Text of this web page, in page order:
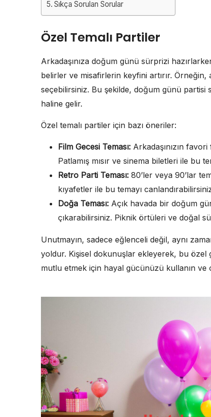
Sıkça Sorulan Sorular
Özel Temalı Partiler
Arkadaşınıza doğum günü sürprizi
belirler ve misafirlerin keyfini artırır. Örneğin,
seçebilirsiniz. Bu şekilde, doğum günü partisi
haline gelir.
Özel temalı partiler için bazı öneriler:
Film Gecesi Teması: Arkadaşınızın
Patlamış mısır ve sinema biletleri ile bu
Retro Parti Teması: 80’ler veya 90’lar
kıyafetler ile bu temayı
Doğa Teması: Açık havada bir doğum
çıkarabilirsiniz. Piknik örtüleri ve doğal
Unutmayın, sadece eğlenceli değil, aynı
yoldur. Kişisel dokunuşlar ekleyerek, bu özel
mutlu etmek için hayal gücünüzü kullanın